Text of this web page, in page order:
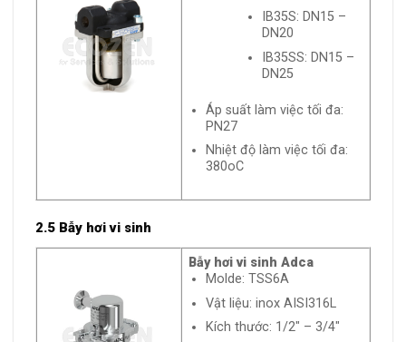
IB35S: DN15 –
DN20
IB35SS: DN15 –
DN25
Áp suất làm việc tối đa:
PN27
Nhiệt độ làm việc tối đa:
380oC
2.5 Bẫy hơi vi sinh
Bẫy hơi vi sinh Adca
Molde: TSS6A
Vật liệu: inox AISI316L
Kích thước: 1/2″ – 3/4″